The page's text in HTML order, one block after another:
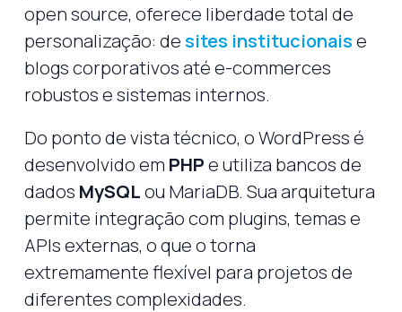
open source, oferece liberdade total de
personalização: desites institucionaise
blogs corporativos até e-commerces
robustos e sistemas internos.
Do ponto de vista técnico, o WordPress é
desenvolvido em PHPe utiliza bancos de
dados MySQLou MariaDB. Sua arquitetura
permite integração com plugins, temas e
APIs externas, o que o torna
extremamente flexível para projetos de
diferentes complexidades.